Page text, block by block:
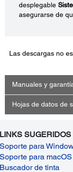
desplegable
asegurarse de
Las descargas no
Manuales y
Hojas de datos de
LINKS SUGERIDOS
Soporte para
Soporte para
Buscador de tinta